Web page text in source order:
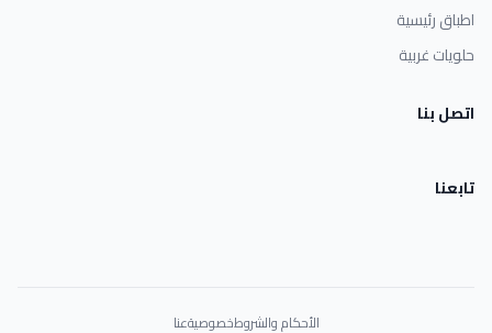
اطباق رئيسية
حلويات غربية
اتصل بنا
تابعنا
الأحكام والشروطخصوصيةعنا